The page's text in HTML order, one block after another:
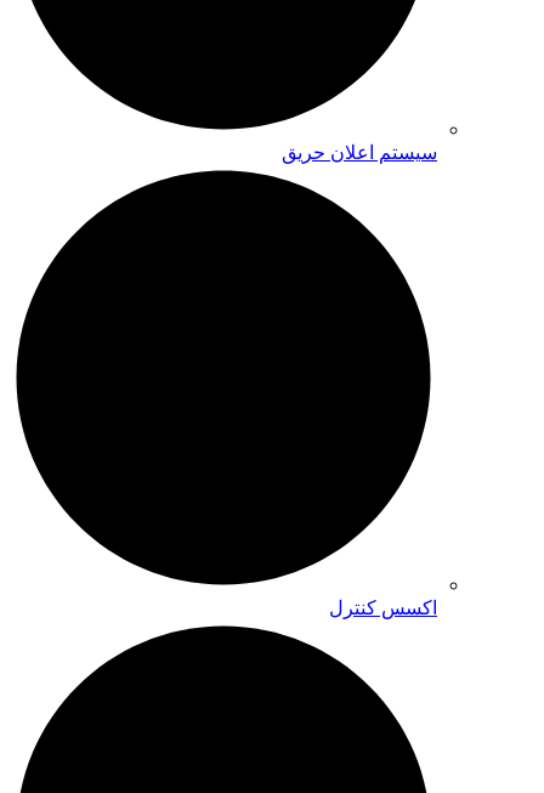
سیستم اعلان حریق
اکسس کنترل